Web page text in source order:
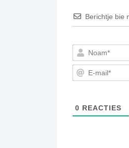
Berichtje bie
0 REACTIES